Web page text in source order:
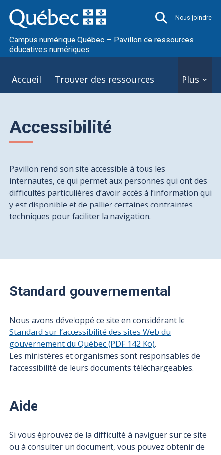
Nous joindre
Campus numérique Québec — Pavillon de ressources
éducatives numériques
Accueil Trouver des ressources Plus
Accessibilité
Pavillon rend son site accessible à tous les
internautes, ce qui permet aux personnes qui ont des
difficultés particulières d’avoir accès à l’information qui
y est disponible et de pallier certaines contraintes
techniques pour faciliter la navigation.
Standard gouvernemental
Nous avons développé ce site en considérant le
Standard sur l’accessibilité des sites Web du
gouvernement du Québec (PDF 142 Ko).
Les ministères et organismes sont responsables de
l’accessibilité de leurs documents téléchargeables.
Aide
Si vous éprouvez de la difficulté à naviguer sur ce site
ou à consulter un document, vous pouvez obtenir de